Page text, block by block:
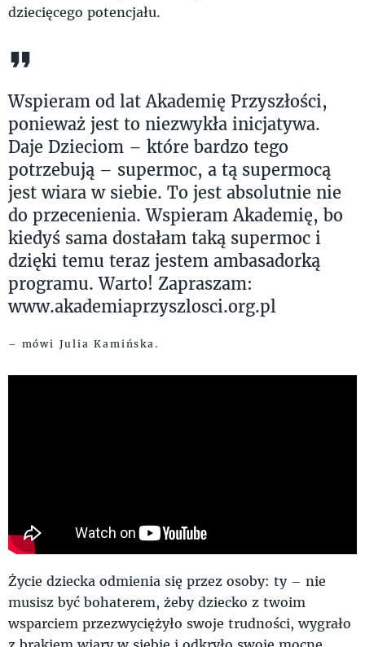
dziecięcego potencjału.
Wspieram od lat Akademię Przyszłości,
ponieważ jest to niezwykła inicjatywa.
Daje Dzieciom – które bardzo tego
potrzebują – supermoc, a tą supermocą
jest wiara w siebie. To jest absolutnie nie
do przecenienia. Wspieram Akademię, bo
kiedyś sama dostałam taką supermoc i
dzięki temu teraz jestem ambasadorką
programu. Warto! Zapraszam:
www.akademiaprzyszlosci.org.pl
– mówi Julia Kamińska.
Życie dziecka odmienia się przez osoby: ty – nie
musisz być bohaterem, żeby dziecko z twoim
wsparciem przezwyciężyło swoje trudności, wygrało